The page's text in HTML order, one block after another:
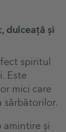
dulceață și
spiritul
Este
mici care
sărbătorilor.
amintire și